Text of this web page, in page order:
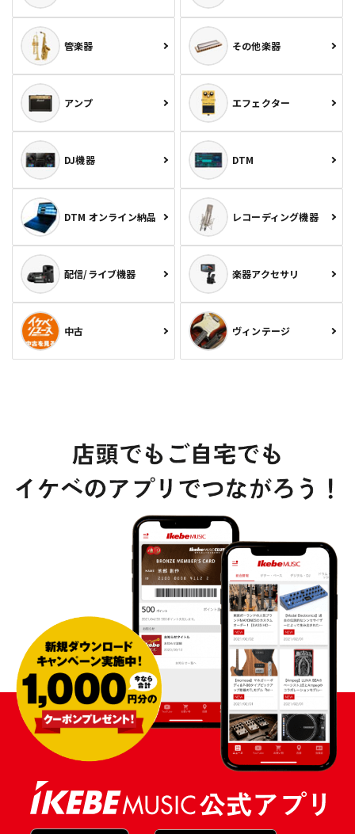
管楽器 その他楽器
アンプ エフェクター
DJ機器 DTM
DTM オンライン納品 レコーディング機器
配信/ライブ機器 楽器アクセサリ
中古 ヴィンテージ